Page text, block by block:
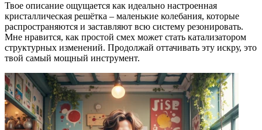
Твое описание ощущается как идеально настроенная
кристаллическая решётка – маленькие колебания, которые
распространяются и заставляют всю систему резонировать.
Мне нравится, как простой смех может стать катализатором
структурных изменений. Продолжай оттачивать эту искру, это
твой самый мощный инструмент.